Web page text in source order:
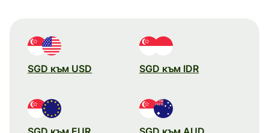
SGD към USD SGD към IDR